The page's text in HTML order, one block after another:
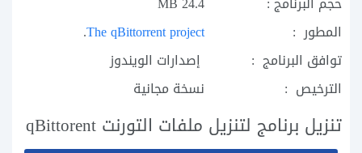
المطور :
The qBittorrent project
.
توافق البرنامج :
إصدارات الويندوز
الترخيص :
نسخة مجانية
تنزيل برنامج لتنزيل ملفات التورنت qBittorent